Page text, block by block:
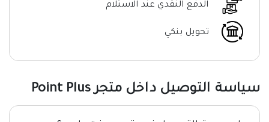
الدفع النقدي عند الاستلام
تحويل بنكي
سياسة التوصيل داخل متجر Point Plus